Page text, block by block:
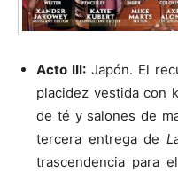
Acto III:Japón. El
placidez vestida con
de té y salones de
tercera entrega de
trascendencia para